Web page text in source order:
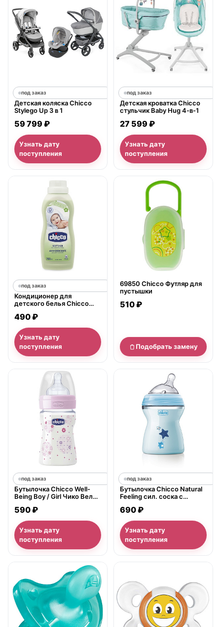
под заказ
Детская коляска Chicco
Stylego Up 3 в 1
59 799 ₽
Узнать дату
поступления
под заказ
Детская кроватка Chicco
стульчик Baby Hug 4-в-1
27 599 ₽
Узнать дату
поступления
под заказ
Кондиционер для
детского белья Chicco
490 ₽
Узнать дату
поступления
нет в продаже
69850 Chicco Футляр для
пустышки
510 ₽
Подобрать замену
под заказ
Бутылочка Chicco Well-
Being Boy / Girl Чико Велл-
мес.+, сил. соска, РР
590 ₽
Узнать дату
поступления
под заказ
Бутылочка Chicco Natural
Feeling сил. соска с
PP, 2+, 250 мл
690 ₽
Узнать дату
поступления